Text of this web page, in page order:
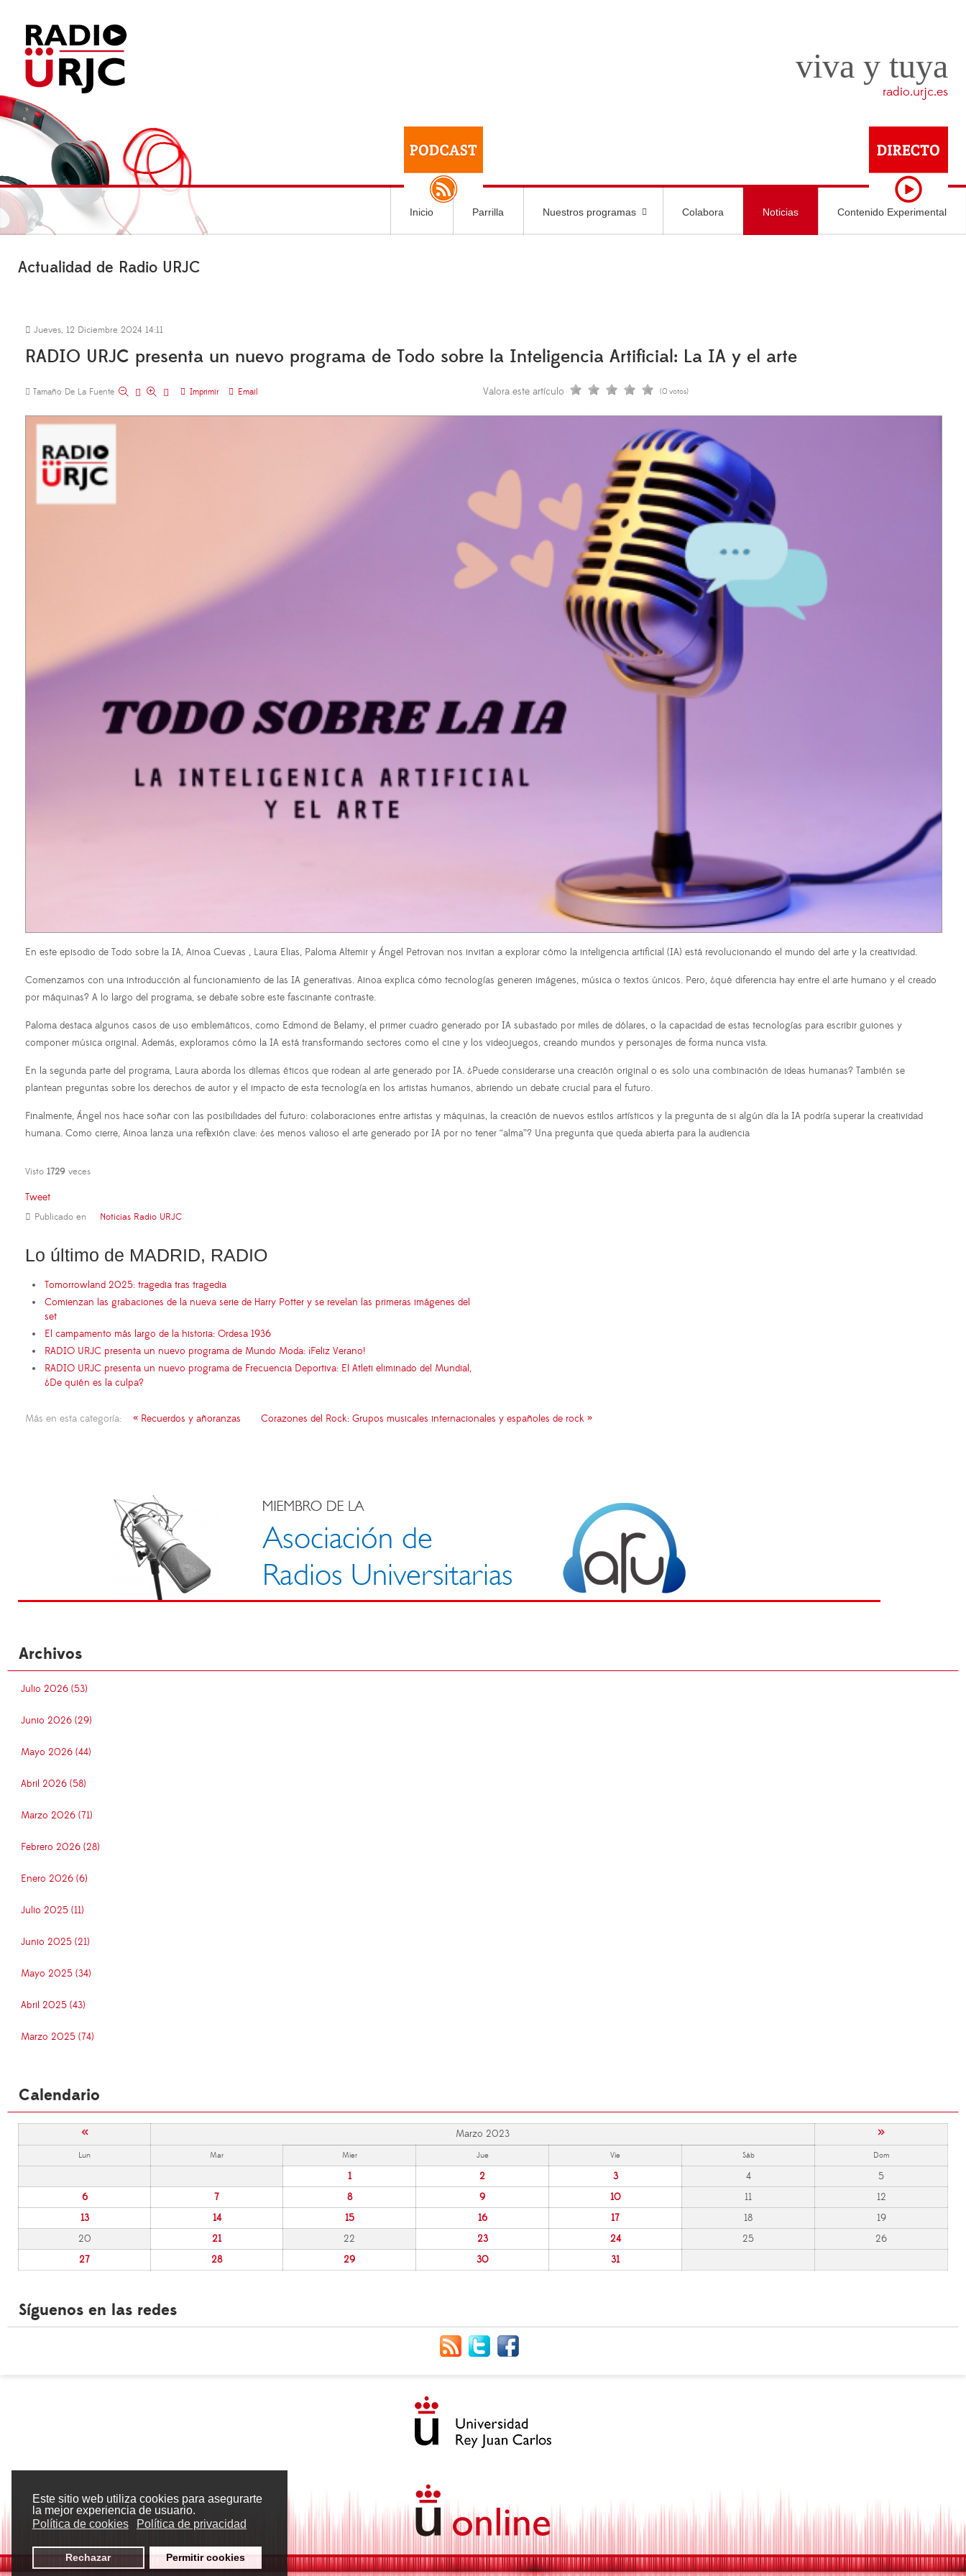
Este sitio web utiliza cookies para asegurarte
la mejor experiencia de usuario.
Política de cookies
Política de privacidad
Rechazar Permitir cookies
viva y tuya
radio.urjc.es
Inicio Parrilla Nuestros programas Colabora Noticias Contenido Experimental
Actualidad de Radio URJC
Jueves, 12 Diciembre 2024 14:11
RADIO URJC presenta un nuevo programa de Todo sobre la Inteligencia Artificial: La IA y el arte
Tamaño De La Fuente Imprimir Email Valora este artículo (0 votos)
En este episodio de Todo sobre la IA, Ainoa Cuevas , Laura Elias, Paloma Altemir y Ángel Petrovan nos invitan a explorar cómo la inteligencia artificial (IA) está revolucionando el mundo del arte y la creatividad.
Comenzamos con una introducción al funcionamiento de las IA generativas. Ainoa explica cómo tecnologías generen imágenes, música o textos únicos. Pero, ¿qué diferencia hay entre el arte humano y el creado
por máquinas? A lo largo del programa, se debate sobre este fascinante contraste.
Paloma destaca algunos casos de uso emblemáticos, como Edmond de Belamy, el primer cuadro generado por IA subastado por miles de dólares, o la capacidad de estas tecnologías para escribir guiones y
componer música original. Además, exploramos cómo la IA está transformando sectores como el cine y los videojuegos, creando mundos y personajes de forma nunca vista.
En la segunda parte del programa, Laura aborda los dilemas éticos que rodean al arte generado por IA. ¿Puede considerarse una creación original o es solo una combinación de ideas humanas? También se
plantean preguntas sobre los derechos de autor y el impacto de esta tecnología en los artistas humanos, abriendo un debate crucial para el futuro.
Finalmente, Ángel nos hace soñar con las posibilidades del futuro: colaboraciones entre artistas y máquinas, la creación de nuevos estilos artísticos y la pregunta de si algún día la IA podría superar la creatividad
humana. Como cierre, Ainoa lanza una reflexión clave: ¿es menos valioso el arte generado por IA por no tener “alma”? Una pregunta que queda abierta para la audiencia
Visto 1729 veces
Tweet
Publicado en Noticias Radio URJC
Lo último de MADRID, RADIO
Tomorrowland 2025: tragedia tras tragedia
Comienzan las grabaciones de la nueva serie de Harry Potter y se revelan las primeras imágenes del
set
El campamento más largo de la historia: Ordesa 1936
RADIO URJC presenta un nuevo programa de Mundo Moda: ¡Feliz Verano!
RADIO URJC presenta un nuevo programa de Frecuencia Deportiva: El Atleti eliminado del Mundial,
¿De quién es la culpa?
Más en esta categoría: « Recuerdos y añoranzas Corazones del Rock: Grupos musicales internacionales y españoles de rock »
Archivos
Julio 2026 (53)
Junio 2026 (29)
Mayo 2026 (44)
Abril 2026 (58)
Marzo 2026 (71)
Febrero 2026 (28)
Enero 2026 (6)
Julio 2025 (11)
Junio 2025 (21)
Mayo 2025 (34)
Abril 2025 (43)
Marzo 2025 (74)
Calendario
« Marzo 2023 »
Lun Mar Mier Jue Vie Sáb Dom
1 2 3 4
5
6
7 8 9 10 11
12
13
14 15 16 17 18
19
20
21 22 23 24 25
26
27
28 29 30 31
Síguenos en las redes